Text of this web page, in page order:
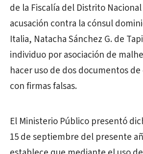
de la Fiscalía del Distrito
acusación contra la cónsul
Italia, Natacha Sánchez G. de
individuo por asociación de
hacer uso de dos documentos
con firmas falsas.
El Ministerio Público presentó
15 de septiembre del presente